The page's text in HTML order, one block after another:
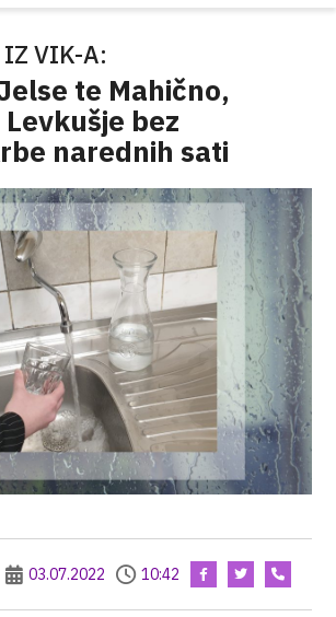
IZ VIK-A:
te Mahično,
bez
narednih sati
03.07.2022 10:42